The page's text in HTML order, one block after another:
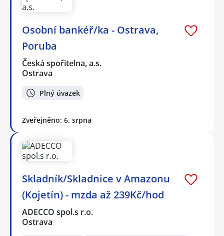
Osobní bankéř/ka - Ostrava,
Poruba
Česká spořitelna, a.s.
Ostrava
Plný úvazek
Zveřejněno: 6. srpna
Skladník/Skladnice v Amazonu
(Kojetín) - mzda až 239Kč/hod
ADECCO spol.s r.o.
Ostrava